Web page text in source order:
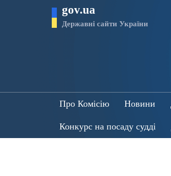
gov.ua
Державні сайти України
Про Комісію Новини
Конкурс на посаду судді